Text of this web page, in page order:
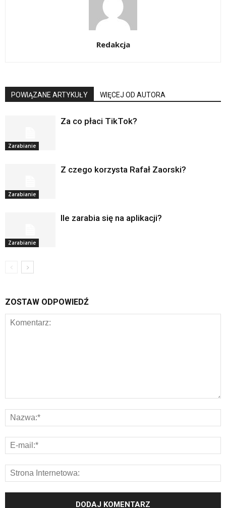
Redakcja
POWIĄZANE ARTYKUŁY WIĘCEJ OD AUTORA
Zarabianie
Za co płaci TikTok?
Zarabianie
Z czego korzysta Rafał Zaorski?
Zarabianie
Ile zarabia się na aplikacji?
ZOSTAW ODPOWIEDŹ